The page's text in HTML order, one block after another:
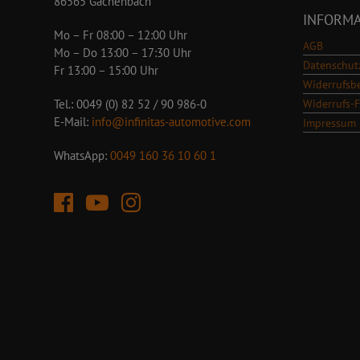
Mo – Fr 08:00 – 12:00 Uhr
Mo – Do 13:00 – 17:30 Uhr
Fr 13:00 – 15:00 Uhr
Tel.: 0049 (0) 82 52 / 90 986-0
E-Mail: info@infinitas-automotive.com
WhatsApp:0049 160 36 10 60 1
AGB
Widerrufs-
Impressum